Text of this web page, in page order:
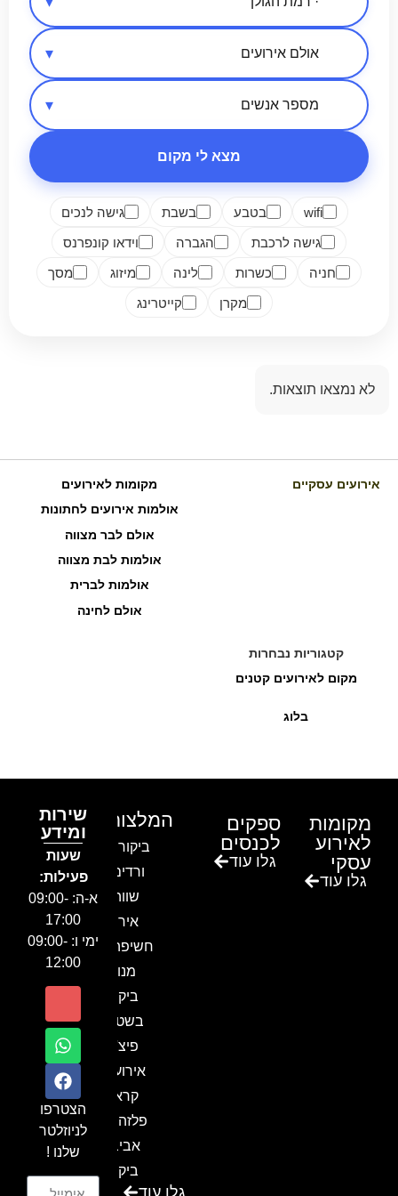
אזור בארץ
סיווג מקום
מספר אנשים
מצא לי מקום
wifi בטבע בשבת
גישה לנכים
גישה לרכבת
הגברה
וידאו קונפרנס
חניה
כשרות לינה מיזוג
מסך
מקרן
קייטרינג
לא נמצאו תוצאות.
אירועים עסקיים
מקומות לאירועים
אולמות אירועים לחתונות
אולם לבר מצווה
אולמות לבת מצווה
אולמות לברית
אולם לחינה
קטגוריות נבחרות
מקום לאירועים קטנים
בלוג
מקומות
לאירוע
עסקי
גלו עוד
ספקים
לכנסים
גלו עוד
המלצות
ביקור בגן
ורדים –
שווה!!
אירוע
חשיפה- זיו
מנור
ביקור
בשטח-
פיצ'ר
אירועים
קראון
פלזה תל
אביב-
ביקור
גלו עוד
שירות
ומידע
שעות
פעילות:
א-ה: 09:00-
17:00
ימי ו: 09:00-
12:00
הצטרפו
לניוזלטר
שלנו !